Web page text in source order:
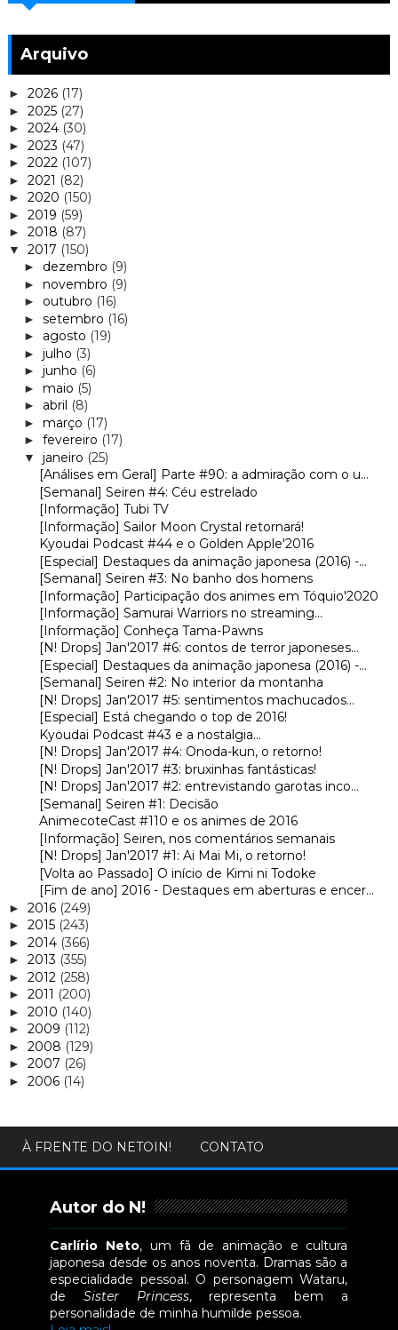
Arquivo
► 2026 (17)
► 2025 (27)
► 2024 (30)
► 2023 (47)
► 2022 (107)
► 2021 (82)
► 2020 (150)
► 2019 (59)
► 2018 (87)
▼ 2017 (150)
► dezembro (9)
► novembro (9)
► outubro (16)
► setembro (16)
► agosto (19)
► julho (3)
► junho (6)
► maio (5)
► abril (8)
► março (17)
► fevereiro (17)
▼ janeiro (25)
[Análises em Geral] Parte #90: a admiração com o u...
[Semanal] Seiren #4: Céu estrelado
[Informação] Tubi TV
[Informação] Sailor Moon Crystal retornará!
Kyoudai Podcast #44 e o Golden Apple'2016
[Especial] Destaques da animação japonesa (2016) -...
[Semanal] Seiren #3: No banho dos homens
[Informação] Participação dos animes em Tóquio'2020
[Informação] Samurai Warriors no streaming...
[Informação] Conheça Tama-Pawns
[N! Drops] Jan'2017 #6: contos de terror japoneses...
[Especial] Destaques da animação japonesa (2016) -...
[Semanal] Seiren #2: No interior da montanha
[N! Drops] Jan'2017 #5: sentimentos machucados...
[Especial] Está chegando o top de 2016!
Kyoudai Podcast #43 e a nostalgia...
[N! Drops] Jan'2017 #4: Onoda-kun, o retorno!
[N! Drops] Jan'2017 #3: bruxinhas fantásticas!
[N! Drops] Jan'2017 #2: entrevistando garotas inco...
[Semanal] Seiren #1: Decisão
AnimecoteCast #110 e os animes de 2016
[Informação] Seiren, nos comentários semanais
[N! Drops] Jan'2017 #1: Ai Mai Mi, o retorno!
[Volta ao Passado] O início de Kimi ni Todoke
[Fim de ano] 2016 - Destaques em aberturas e encer...
► 2016 (249)
► 2015 (243)
► 2014 (366)
► 2013 (355)
► 2012 (258)
► 2011 (200)
► 2010 (140)
► 2009 (112)
► 2008 (129)
► 2007 (26)
► 2006 (14)
À FRENTE DO NETOIN! CONTATO
Autor do N!
Carlírio Neto, um fã de animação e cultura
japonesa desde os anos noventa. Dramas são a
especialidade pessoal. O personagem Wataru,
deSister Princess, representa bem a
personalidade de minha humilde pessoa.